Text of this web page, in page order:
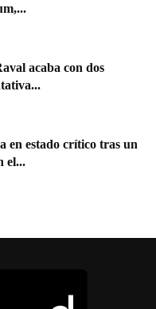
acaba con dos
en estado crítico tras un
el...